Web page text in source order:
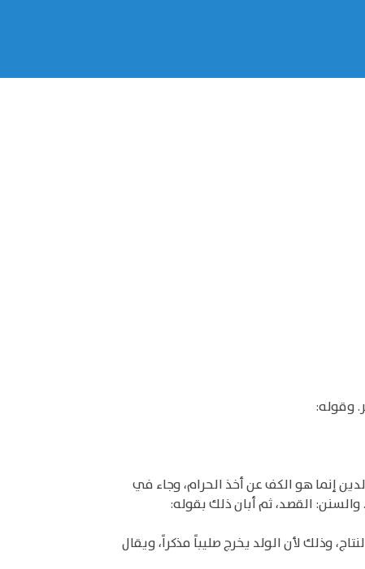
وقوله:
إنما هو الكف عن أخذ الحرام، وجاء في
القصد، ثم أبان ذلك بقوله:
وذلك لأن الولد يخرج صليباً مذكراً، ويقال